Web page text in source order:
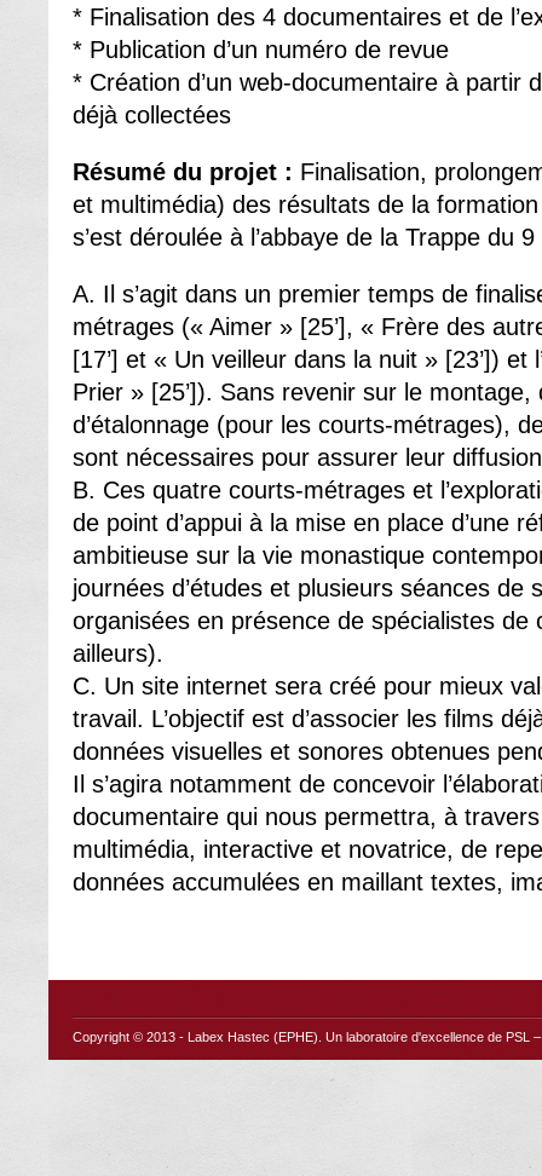
* Finalisation des 4 documentaires et de
* Publication d’un numéro de revue
* Création d’un web-documentaire à partir
déjà collectées
Résumé du projet : Finalisation,
et multimédia) des résultats de la
s’est déroulée à l’abbaye de la Trappe du
A. Il s’agit dans un premier temps de
métrages (« Aimer » [25’], « Frère des
[17’] et « Un veilleur dans la nuit » [23’]) et
Prier » [25’]). Sans revenir sur le montage,
d’étalonnage (pour les courts-métrages),
sont nécessaires pour assurer leur
B. Ces quatre courts-métrages et
de point d’appui à la mise en place d’une
ambitieuse sur la vie monastique
journées d’études et plusieurs séances de
organisées en présence de spécialistes de
ailleurs).
C. Un site internet sera créé pour mieux
travail. L’objectif est d’associer les films
données visuelles et sonores obtenues
Il s’agira notamment de concevoir
documentaire qui nous permettra, à
multimédia, interactive et novatrice, de
données accumulées en maillant textes,
Copyright © 2013 - Labex Hastec (EPHE) . Un laboratoire d'excellence de